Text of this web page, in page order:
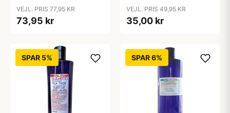
VEJL. PRIS 77,95 KR
73,95 kr
VEJL. PRIS 49,95 KR
35,00 kr
SPAR 5% SPAR 6%